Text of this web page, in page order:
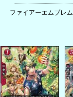
ファイアーエムブレ